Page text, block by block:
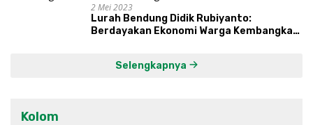
2 Mei 2023
Lurah Bendung Didik Rubiyanto:
Berdayakan Ekonomi Warga Kembangkan
Selengkapnya
Kolom